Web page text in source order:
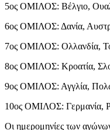
5ος ΟΜΙΛΟΣ: Βέλγιο,
6ος ΟΜΙΛΟΣ: Δανία,
7ος ΟΜΙΛΟΣ: Ολλανδία,
8ος ΟΜΙΛΟΣ: Κροατία,
9ος ΟΜΙΛΟΣ: Αγγλία,
10ος ΟΜΙΛΟΣ: Γερμανία,
Οι ημερομηνίες των